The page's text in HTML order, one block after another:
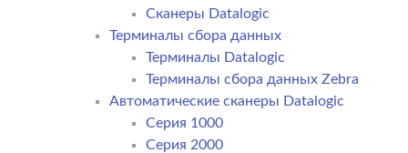
Сканеры Datalogic
Терминалы сбора данных
Терминалы Datalogic
Терминалы сбора данных Zebra
Автоматические сканеры Datalogic
Серия 1000
Серия 2000